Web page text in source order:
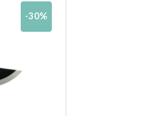
-30%